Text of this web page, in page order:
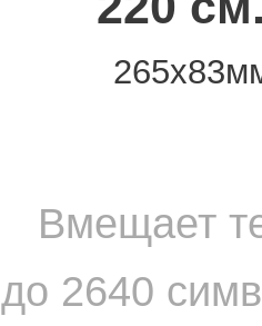
Вмещает
до 2640